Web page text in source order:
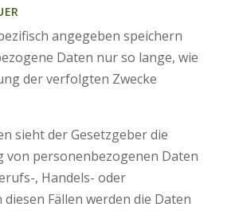
angegeben speichern
Daten nur so lange, wie
der verfolgten Zwecke
sieht der Gesetzgeber die
von personenbezogenen Daten
, Handels- oder
Fällen werden die Daten